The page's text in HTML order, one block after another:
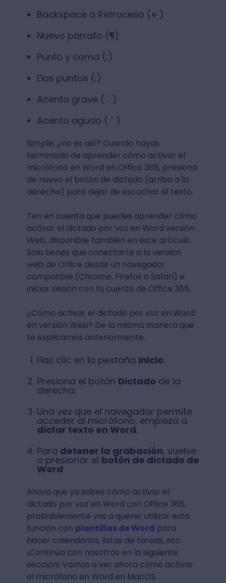
Backspace o Retroceso (←)
Nuevo párrafo (¶)
Punto y coma (;)
Dos puntos (:)
Acento grave ( ` )
Acento agudo ( ´ )
Simple, ¿no es así? Cuando hayas
terminado de aprender cómo activar el
micrófono en Word en Office 365, presiona
de nuevo el botón de dictado (arriba a la
derecha) para dejar de escuchar el texto.
Ten en cuenta que puedes aprender cómo
activar el dictado por voz en Word versión
Web, disponible también en este artículo.
Solo tienes que conectarte a la versión
web de Office desde un navegador
compatible (Chrome, Firefox o Safari) e
iniciar sesión con tu cuenta de Office 365.
¿Cómo activar el dictado por voz en Word
en versión Web? De la misma manera que
te explicamos anteriormente.
Haz clic en la pestaña Inicio.
Presiona el botón Dictado de la
derecha.
Una vez que el navegador permite
acceder al micrófono, empieza a
dictar texto en Word.
Para detener la grabación, vuelve
a presionar el botón de dictado de
Word.
Ahora que ya sabes cómo activar el
dictado por voz en Word con Office 365,
probablemente vas a querer utilizar esta
función con plantillas de Word para
hacer calendarios, listas de tareas, etc.
¡Continúa con nosotros en la siguiente
sección! Vamos a ver ahora cómo activar
el micrófono en Word en MacOS.